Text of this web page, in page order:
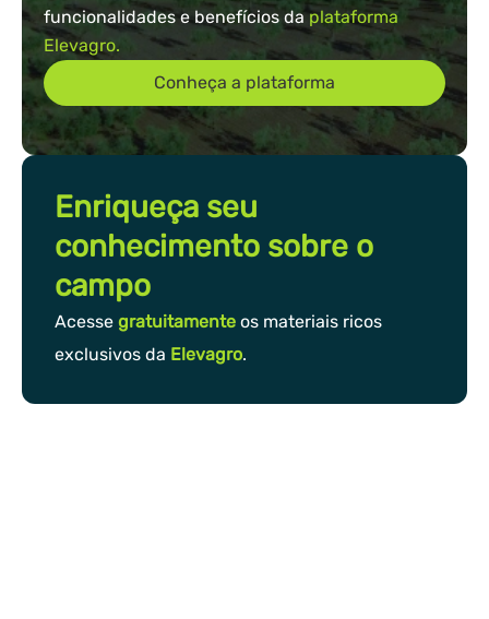
funcionalidades e benefícios daplataforma
Elevagro.
Conheça a plataforma
Enriqueça seu
conhecimento sobre o
campo
Acesse gratuitamente os materiais ricos
exclusivos da Elevagro.